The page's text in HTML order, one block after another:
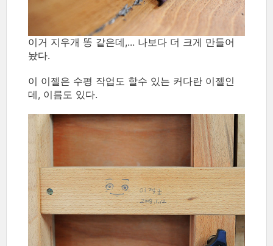
이거 지우개 똥 같은데,... 나보다 더 크게 만들어
놨다.
이 이젤은 수평 작업도 할수 있는 커다란 이젤인
데, 이름도 있다.